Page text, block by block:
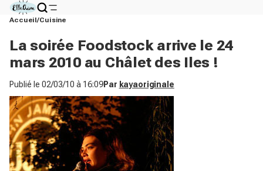
Accueil Cuisine
La soirée Foodstock arrive le 24
mars 2010 au Châlet des Iles !
Publié le 02/03/10 à 16:09Par kayaoriginale